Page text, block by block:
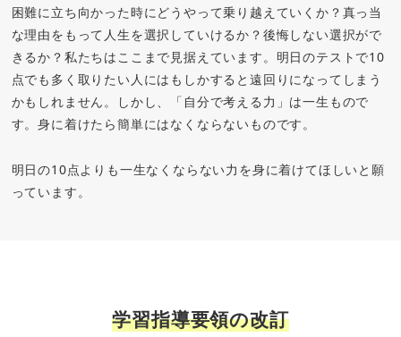
困難に立ち向かった時にどうやって乗り越えていくか？真っ当
な理由をもって人生を選択していけるか？後悔しない選択がで
きるか？私たちはここまで見据えています。明日のテストで10
点でも多く取りたい人にはもしかすると遠回りになってしまう
かもしれません。しかし、「自分で考える力」は一生もので
す。身に着けたら簡単にはなくならないものです。
明日の10点よりも一生なくならない力を身に着けてほしいと願
っています。
学習指導要領の改訂